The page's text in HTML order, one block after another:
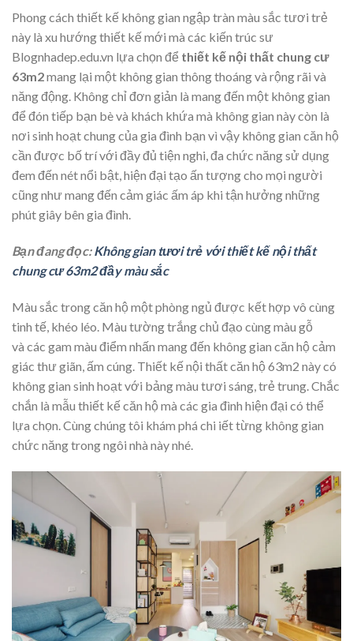
Phong cách thiết kế không gian ngập tràn màu sắc tươi trẻ
này là xu hướng thiết kế mới mà các kiến trúc sư
Blognhadep.edu.vn lựa chọn để thiết kế nội thất chung cư
63m2mang lại một không gian thông thoáng và rộng rãi và
năng động. Không chỉ đơn giản là mang đến một không gian
để đón tiếp bạn bè và khách khứa mà không gian này còn là
nơi sinh hoạt chung của gia đình bạn vì vậy không gian căn hộ
cần được bố trí với đầy đủ tiện nghi, đa chức năng sử dụng
đem đến nét nổi bật, hiện đại tạo ấn tượng cho mọi người
cũng như mang đến cảm giác ấm áp khi tận hưởng những
phút giây bên gia đình.
Bạn đang đọc:Không gian tươi trẻ với thiết kế nội thất
chung cư 63m2 đầy màu sắc
Màu sắc trong căn hộ một phòng ngủ được kết hợp vô cùng
tinh tế, khéo léo. Màu tường trắng chủ đạo cùng màu gỗ
và các gam màu điểm nhấn mang đến không gian căn hộ cảm
giác thư giãn, ấm cúng. Thiết kế nội thất căn hộ 63m2 này có
không gian sinh hoạt với bảng màu tươi sáng, trẻ trung. Chắc
chắn là mẫu thiết kế căn hộ mà các gia đình hiện đại có thể
lựa chọn. Cùng chúng tôi khám phá chi iết từng không gian
chức năng trong ngôi nhà này nhé.